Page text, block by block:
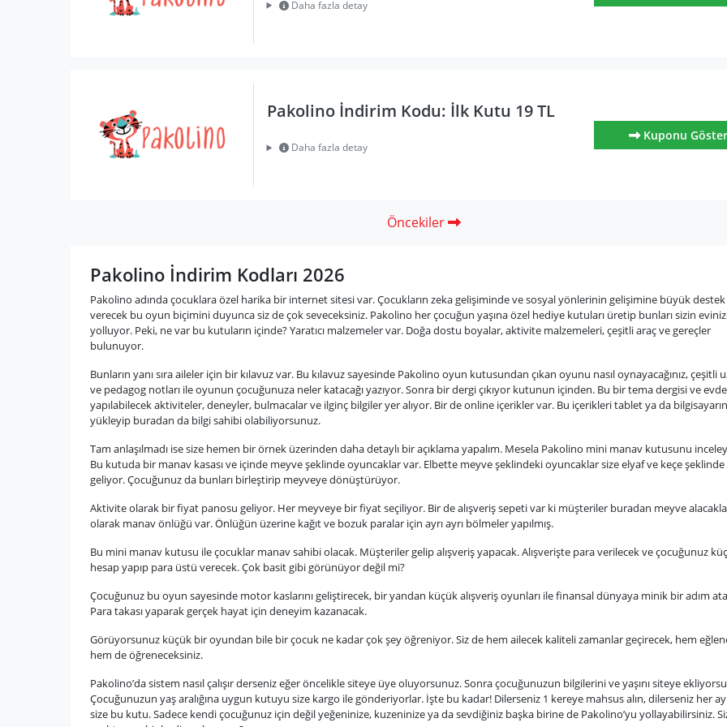
Daha fazla detay
Pakolino İndirim Kodu: İlk Kutu 19 TL
Daha fazla detay
Kuponu
Öncekiler
Pakolino İndirim Kodları 2026
Pakolino adında çocuklara özel harika bir internet sitesi var. Çocukların zeka gelişiminde ve sosyal yönlerinin gelişimine büyük destek
verecek bu oyun biçimini duyunca siz de çok seveceksiniz. Pakolino her çocuğun yaşına özel hediye kutuları üretip bunları sizin
yolluyor. Peki, ne var bu kutuların içinde? Yaratıcı malzemeler var. Doğa dostu boyalar, aktivite malzemeleri, çeşitli araç ve gereçler
bulunuyor.
Bunların yanı sıra aileler için bir kılavuz var. Bu kılavuz sayesinde Pakolino oyun kutusundan çıkan oyunu nasıl oynayacağınız, çeşitli
ve pedagog notları ile oyunun çocuğunuza neler katacağı yazıyor. Sonra bir dergi çıkıyor kutunun içinden. Bu bir tema dergisi ve evde
yapılabilecek aktiviteler, deneyler, bulmacalar ve ilginç bilgiler yer alıyor. Bir de online içerikler var. Bu içerikleri tablet ya da
yükleyip buradan da bilgi sahibi olabiliyorsunuz.
Tam anlaşılmadı ise size hemen bir örnek üzerinden daha detaylı bir açıklama yapalım. Mesela Pakolino mini manav kutusunu
Bu kutuda bir manav kasası ve içinde meyve şeklinde oyuncaklar var. Elbette meyve şeklindeki oyuncaklar size elyaf ve keçe şeklinde
geliyor. Çocuğunuz da bunları birleştirip meyveye dönüştürüyor.
Aktivite olarak bir fiyat panosu geliyor. Her meyveye bir fiyat seçiliyor. Bir de alışveriş sepeti var ki müşteriler buradan meyve
olarak manav önlüğü var. Önlüğün üzerine kağıt ve bozuk paralar için ayrı ayrı bölmeler yapılmış.
Bu mini manav kutusu ile çocuklar manav sahibi olacak. Müşteriler gelip alışveriş yapacak. Alışverişte para verilecek ve çocuğunuz
hesap yapıp para üstü verecek. Çok basit gibi görünüyor değil mi?
Çocuğunuz bu oyun sayesinde motor kaslarını geliştirecek, bir yandan küçük alışveriş oyunları ile finansal dünyaya minik bir adım
Para takası yaparak gerçek hayat için deneyim kazanacak.
Görüyorsunuz küçük bir oyundan bile bir çocuk ne kadar çok şey öğreniyor. Siz de hem ailecek kaliteli zamanlar geçirecek, hem
hem de öğreneceksiniz.
Pakolino’da sistem nasıl çalışır derseniz eğer öncelikle siteye üye oluyorsunuz. Sonra çocuğunuzun bilgilerini ve yaşını siteye
Çocuğunuzun yaş aralığına uygun kutuyu size kargo ile gönderiyorlar. İşte bu kadar! Dilerseniz 1 kereye mahsus alın, dilerseniz her
size bu kutu. Sadece kendi çocuğunuz için değil yeğeninize, kuzeninize ya da sevdiğiniz başka birine de Pakolino’yu yollayabilirsiniz.